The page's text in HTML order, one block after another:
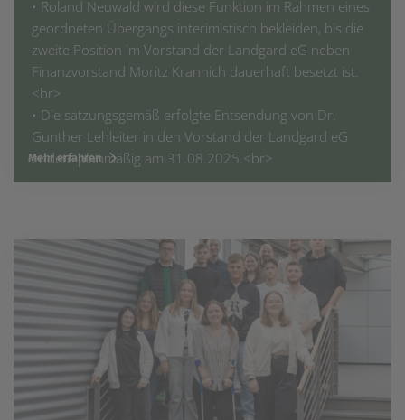
• Roland Neuwald wird diese Funktion im Rahmen eines
geordneten Übergangs interimistisch bekleiden, bis die
zweite Position im Vorstand der Landgard eG neben
Finanzvorstand Moritz Krannich dauerhaft besetzt ist.
<br>
• Die satzungsgemäß erfolgte Entsendung von Dr.
Gunther Lehleiter in den Vorstand der Landgard eG
endete planmäßig am 31.08.2025.<br>
Mehr erfahren